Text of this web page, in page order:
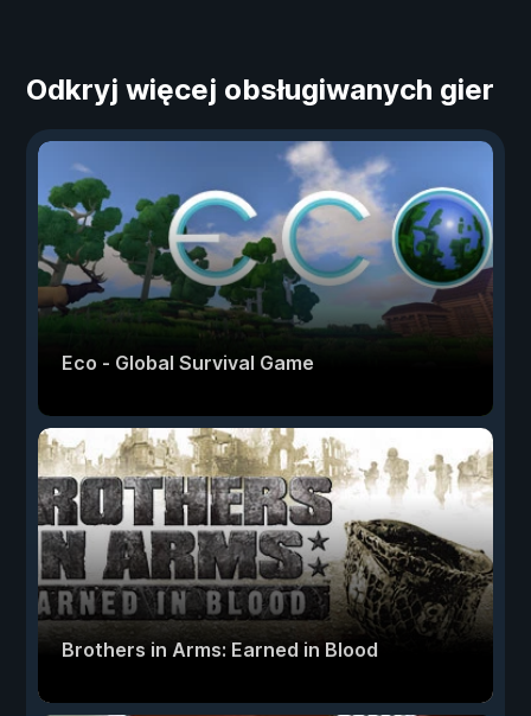
Odkryj więcej obsługiwanych gier
Eco - Global Survival Game
Brothers in Arms: Earned in Blood